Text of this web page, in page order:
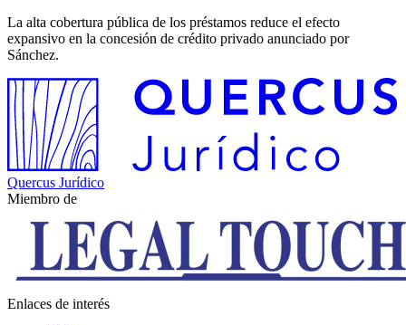
La alta cobertura pública de los préstamos reduce el efecto
expansivo en la concesión de crédito privado anunciado por
Sánchez.
Quercus Jurídico
Miembro de
Enlaces de interés